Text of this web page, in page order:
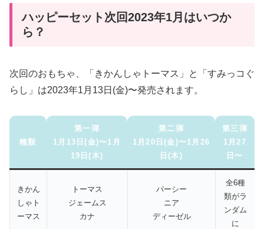
ハッピーセット次回2023年1月はいつか
ら？
次回のおもちゃ、「きかんしゃトーマス」と「すみっコぐ
らし」は2023年1月13日(金)〜発売されます。
種類
第一弾
1月13日(金)〜1月
19日(木)
第二弾
1月20日(金)〜1月26
日(木)
第三弾
1月27
日〜
きかん
しゃト
ーマス
トーマス
ジェームス
カナ
パーシー
ニア
ディーゼル
全6種
類がラ
ンダム
に